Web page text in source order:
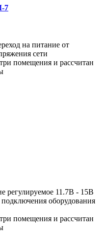
7
на питание от
сети
помещения и рассчитан
регулируемое 11.7В - 15В
оборудования
помещения и рассчитан